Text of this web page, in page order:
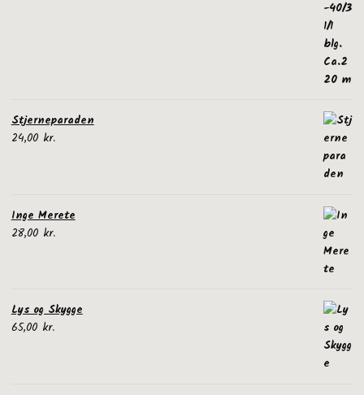
Stjerneparaden
24,00 kr.
Inge Merete
28,00 kr.
Lys og Skygge
65,00 kr.